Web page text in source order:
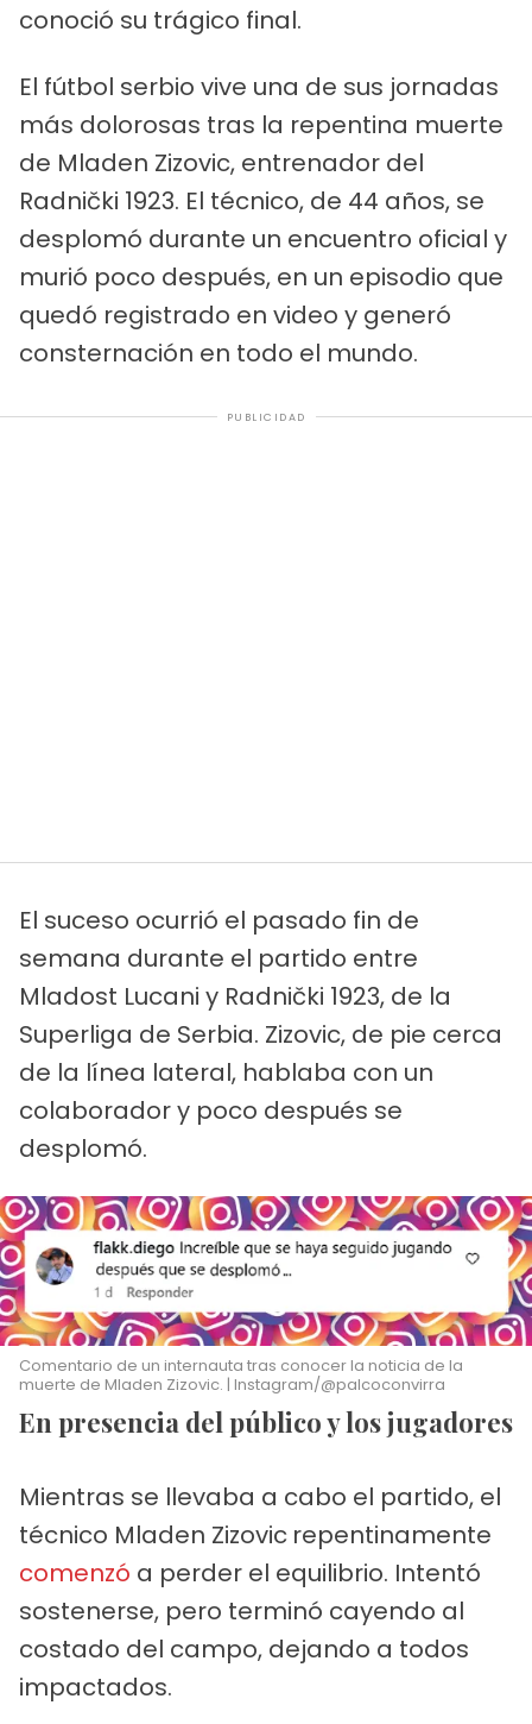
conoció su trágico final.
El fútbol serbio vive una de sus jornadas
más dolorosas tras la repentina muerte
de Mladen Zizovic, entrenador del
Radnički 1923. El técnico, de 44 años, se
desplomó durante un encuentro oficial y
murió poco después, en un episodio que
quedó registrado en video y generó
consternación en todo el mundo.
PUBLICIDAD
El suceso ocurrió el pasado fin de
semana durante el partido entre
Mladost Lucani y Radnički 1923, de la
Superliga de Serbia. Zizovic, de pie cerca
de la línea lateral, hablaba con un
colaborador y poco después se
desplomó.
Comentario de un internauta tras conocer la noticia de la
muerte de Mladen Zizovic. | Instagram/@palcoconvirra
En presencia del público y los jugadores
Mientras se llevaba a cabo el partido, el
técnico Mladen Zizovic repentinamente
comenzó a perder el equilibrio. Intentó
sostenerse, pero terminó cayendo al
costado del campo, dejando a todos
impactados.